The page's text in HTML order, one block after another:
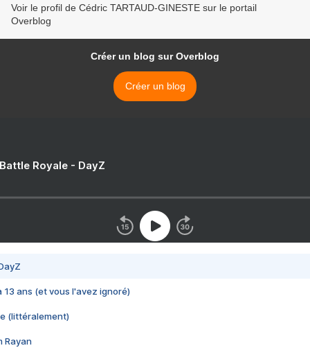
Voir le profil de Cédric TARTAUD-GINESTE sur le portail
Overblog
Créer un blog sur Overblog
Créer un blog
Royale - DayZ
13 ans (et vous l'avez ignoré)
(littéralement)
Rayan